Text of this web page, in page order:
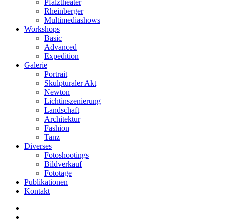
Pfalztheater
Rheinberger
Multimediashows
Workshops
Basic
Advanced
Expedition
Galerie
Portrait
Skulpturaler Akt
Newton
Lichtinszenierung
Landschaft
Architektur
Fashion
Tanz
Diverses
Fotoshootings
Bildverkauf
Fototage
Publikationen
Kontakt